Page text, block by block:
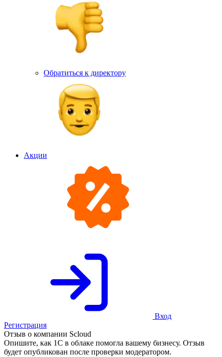
Обратиться к директору
Акции
Вход
Регистрация
Отзыв о компании Scloud
Опишите, как 1С в облаке помогла вашему бизнесу. Отзыв
будет опубликован после проверки модератором.